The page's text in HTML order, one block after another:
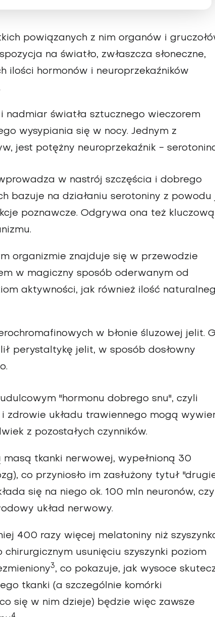
powiązanych z nim organów i
na światło, zwłaszcza słoneczne,
ilości hormonów i neuroprzekaźników
nadmiar światła sztucznego wieczorem
wysypiania się w nocy. Jednym z
jest potężny neuroprzekaźnik -
w nastrój szczęścia i dobrego
bazuje na działaniu serotoniny z powodu
poznawcze. Odgrywa ona też kluczową
organizmie znajduje się w przewodzie
w magiczny sposób oderwanym od
aktywności, jak również ilość
w błonie śluzowej jelit.
perystaltykę jelit, w sposób dosłowny
"hormonu dobrego snu", czyli
zdrowie układu trawiennego mogą
z pozostałych czynników.
tkanki nerwowej, wypełnioną 30
co przyniosło im zasłużony tytuł
się na niego ok. 100 mln neuronów,
układ nerwowy.
400 razy więcej melatoniny niż
usunięciu szyszynki poziom
3, co pokazuje, jak wysoce
tkanki (a szczególnie komórki
się w nim dzieje) będzie więc zawsze